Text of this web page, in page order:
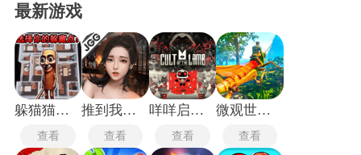
最新游戏
躲猫猫行动手机版
查看
推到我总裁
查看
咩咩启示录安卓版
查看
微观世界生存
查看